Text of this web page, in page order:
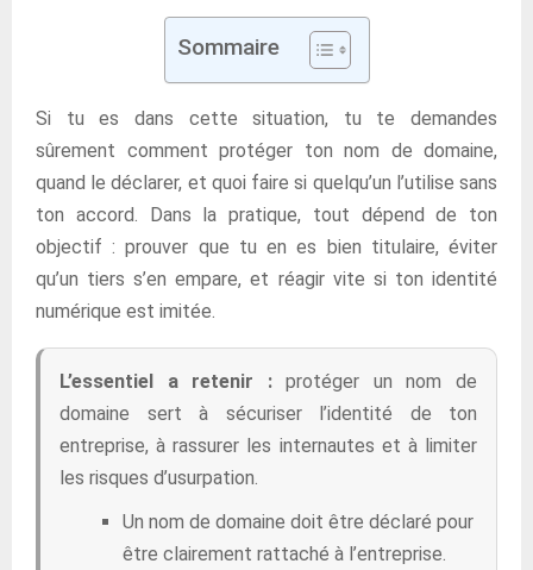
Sommaire
Si tu es dans cette situation, tu te demandes
sûrement comment protéger ton nom de domaine,
quand le déclarer, et quoi faire si quelqu’un l’utilise sans
ton accord. Dans la pratique, tout dépend de ton
objectif : prouver que tu en es bien titulaire, éviter
qu’un tiers s’en empare, et réagir vite si ton identité
numérique est imitée.
L’essentiel a retenir :protéger un nom de
domaine sert à sécuriser l’identité de ton
entreprise, à rassurer les internautes et à limiter
les risques d’usurpation.
Un nom de domaine doit être déclaré pour
être clairement rattaché à l’entreprise.